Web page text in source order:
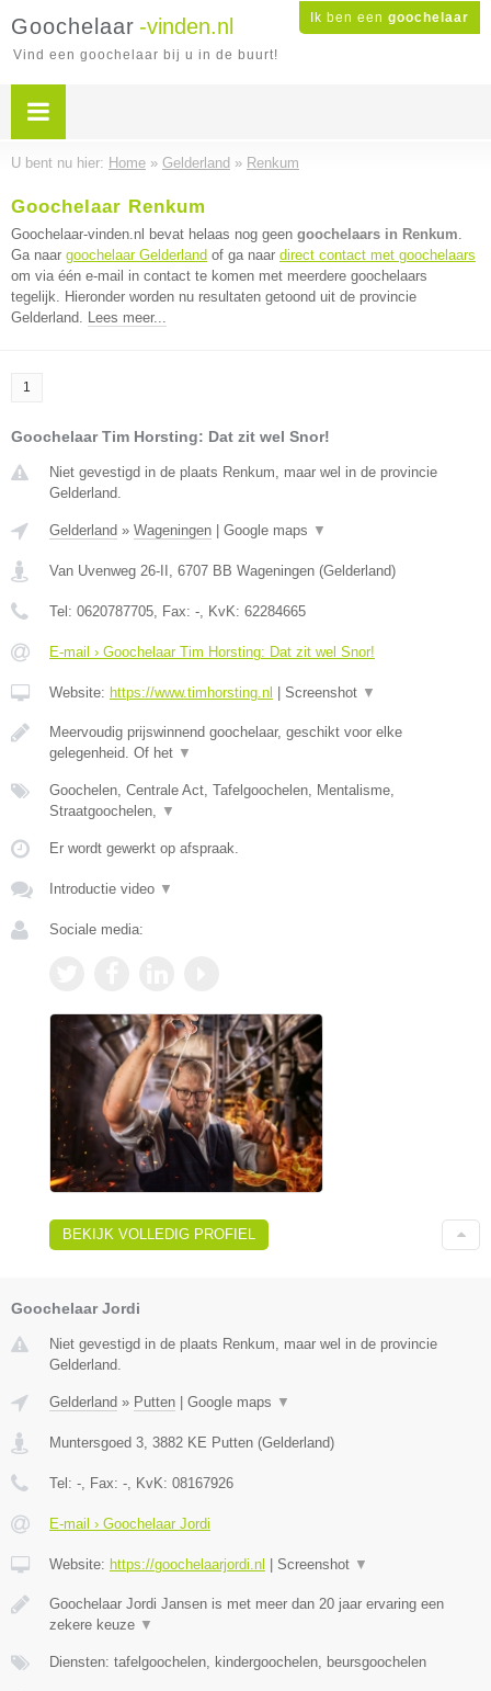
Ik ben een goochelaar
Goochelaar -vinden.nl
Vind een goochelaar bij u in de buurt!
U bent nu hier: Home » Gelderland » Renkum
Goochelaar Renkum
Goochelaar-vinden.nl bevat helaas nog geen goochelaars in Renkum.
Ga naar goochelaar Gelderland of ga naar direct contact met goochelaars
om via één e-mail in contact te komen met meerdere goochelaars
tegelijk. Hieronder worden nu resultaten getoond uit de provincie
Gelderland. Lees meer...
1
Goochelaar Tim Horsting: Dat zit wel Snor!
Niet gevestigd in de plaats Renkum, maar wel in de provincie
Gelderland.
Gelderland » Wageningen Google maps ▼
Van Uvenweg 26-II , 6707 BB Wageningen (Gelderland)
Tel: 0620787705, Fax: -, KvK: 62284665
E-mail › Goochelaar Tim Horsting: Dat zit wel Snor!
Website: https://www.timhorsting.nl Screenshot ▼
Meervoudig prijswinnend goochelaar, geschikt voor elke
gelegenheid. Of het ▼
Goochelen, Centrale Act, Tafelgoochelen, Mentalisme,
Straatgoochelen, ▼
Er wordt gewerkt op afspraak.
Introductie video ▼
Sociale media:
BEKIJK VOLLEDIG PROFIEL
Goochelaar Jordi
Niet gevestigd in de plaats Renkum, maar wel in de provincie
Gelderland.
Gelderland » Putten | Google maps ▼
Muntersgoed 3 3882 KE Putten (Gelderland)
Tel: - , Fax: - , KvK: 08167926
E-mail › Goochelaar Jordi
Website: https://goochelaarjordi.nl | Screenshot ▼
Goochelaar Jordi Jansen is met meer dan 20 jaar ervaring een
zekere keuze ▼
Diensten: tafelgoochelen, kindergoochelen, beursgoochelen